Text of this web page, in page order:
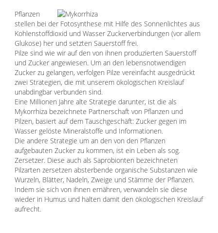
Pflanzen
stellen bei der Fotosynthese mit Hilfe des Sonnenlichtes aus
Kohlenstoffdioxid und Wasser Zuckerverbindungen (vor allem
Glukose) her und setzten Sauerstoff frei.
Pilze sind wie wir auf den von ihnen produzierten Sauerstoff
und Zucker angewiesen. Um an den lebensnotwendigen
Zucker zu gelangen, verfolgen Pilze vereinfacht ausgedrückt
zwei Strategien, die mit unserem ökologischen Kreislauf
unabdingbar verbunden sind.
Eine Millionen Jahre alte Strategie darunter, ist die als
Mykorrhiza bezeichnete Partnerschaft von Pflanzen und
Pilzen, basiert auf dem Tauschgeschäft: Zucker gegen im
Wasser gelöste Mineralstoffe und Informationen.
Die andere Strategie um an den von den Pflanzen
aufgebauten Zucker zu kommen, ist ein Leben als sog.
Zersetzer. Diese auch als Saprobionten bezeichneten
Pilzarten zersetzen absterbende organische Substanzen wie
Wurzeln, Blätter, Nadeln, Zweige und Stämme der Pflanzen.
Indem sie sich von ihnen ernähren, verwandeln sie diese
wieder in Humus und halten damit den ökologischen Kreislauf
aufrecht.